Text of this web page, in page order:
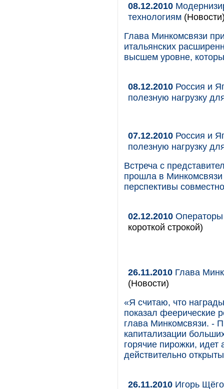
08.12.2010
технологиям
Глава Минкомсвязи
итальянских
высшем уровне,
08.12.2010 Россия и
полезную нагрузку
07.12.2010 Россия и
полезную нагрузку
Встреча с
прошла в
перспективы
02.12.2010 Операторы
короткой строкой)
26.11.2010 Глава
(Новости)
«Я считаю, что
показал феерические
глава Минкомсвязи. -
капитализации
горячие пирожки,
действительно
26.11.2010 Игорь